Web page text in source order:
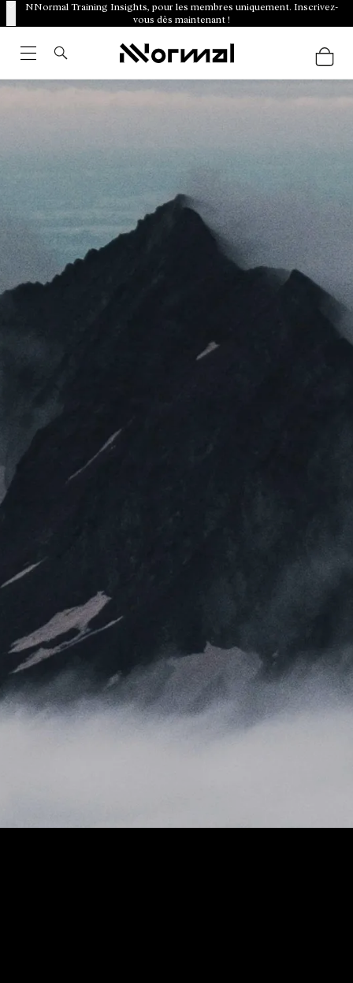
NNormal Training Insights, pour les membres uniquement. Inscrivez-
vous dès maintenant !